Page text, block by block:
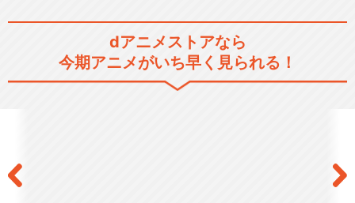
シリーズ／関連のアニメ作品
劇場版 あの日見た花の名前を
僕達はまだ知らない。
dアニメストアなら
今期アニメがいち早く見られる！